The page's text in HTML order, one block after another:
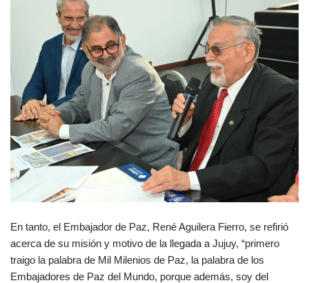
En tanto, el Embajador de Paz, René Aguilera Fierro, se refirió
acerca de su misión y motivo de la llegada a Jujuy, “primero
traigo la palabra de Mil Milenios de Paz, la palabra de los
Embajadores de Paz del Mundo, porque además, soy del